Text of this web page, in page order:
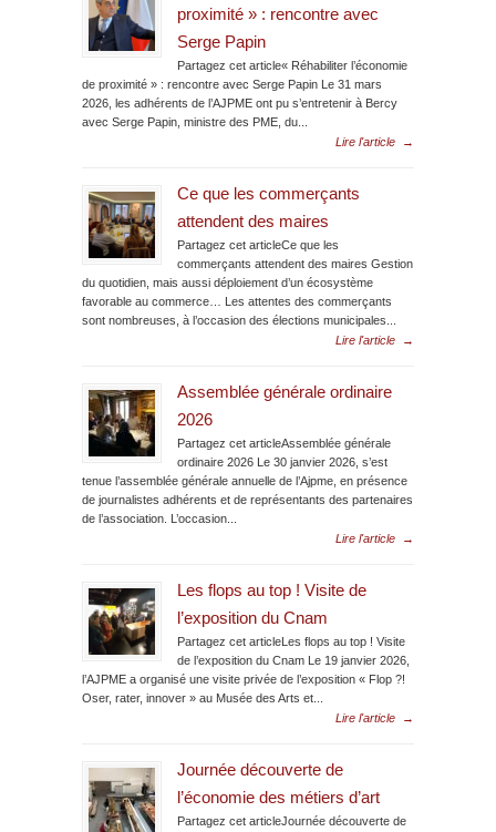
proximité » : rencontre avec
Serge Papin
Partagez cet article« Réhabiliter l’économie
de proximité » : rencontre avec Serge Papin Le 31 mars
2026, les adhérents de l’AJPME ont pu s’entretenir à Bercy
avec Serge Papin, ministre des PME, du...
Lire l'article
→
Ce que les commerçants
attendent des maires
Partagez cet articleCe que les
commerçants attendent des maires Gestion
du quotidien, mais aussi déploiement d’un écosystème
favorable au commerce… Les attentes des commerçants
sont nombreuses, à l’occasion des élections municipales...
Lire l'article
→
Assemblée générale ordinaire
2026
Partagez cet articleAssemblée générale
ordinaire 2026 Le 30 janvier 2026, s’est
tenue l’assemblée générale annuelle de l’Ajpme, en présence
de journalistes adhérents et de représentants des partenaires
de l’association. L’occasion...
Lire l'article
→
Les flops au top ! Visite de
l’exposition du Cnam
Partagez cet articleLes flops au top ! Visite
de l’exposition du Cnam Le 19 janvier 2026,
l’AJPME a organisé une visite privée de l’exposition « Flop ?!
Oser, rater, innover » au Musée des Arts et...
Lire l'article
→
Journée découverte de
l’économie des métiers d’art
Partagez cet articleJournée découverte de